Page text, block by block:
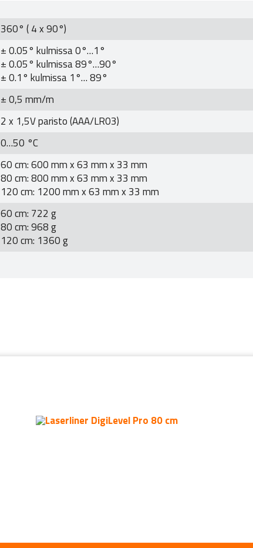
360° ( 4 x 90°)
± 0.05° kulmissa 0°…1°
± 0.05° kulmissa 89°…90°
± 0.1° kulmissa 1°… 89°
± 0,5 mm/m
2 x 1,5V paristo (AAA/LR03)
0…50 °C
60 cm: 600 mm x 63 mm x 33 mm
80 cm: 800 mm x 63 mm x 33 mm
120 cm: 1200 mm x 63 mm x 33 mm
60 cm: 722 g
80 cm: 968 g
120 cm: 1360 g